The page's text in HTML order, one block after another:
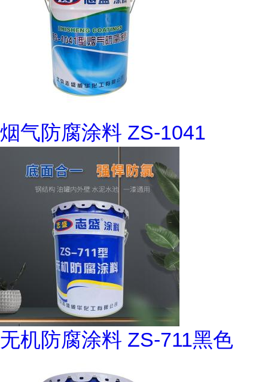
烟气防腐涂料 ZS-1041
无机防腐涂料 ZS-711黑色